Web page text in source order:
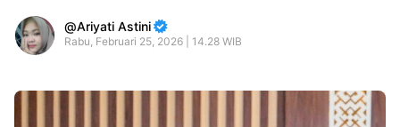
Ariyati Astini
Rabu, Februari 25, 2026 | 14.28 WIB